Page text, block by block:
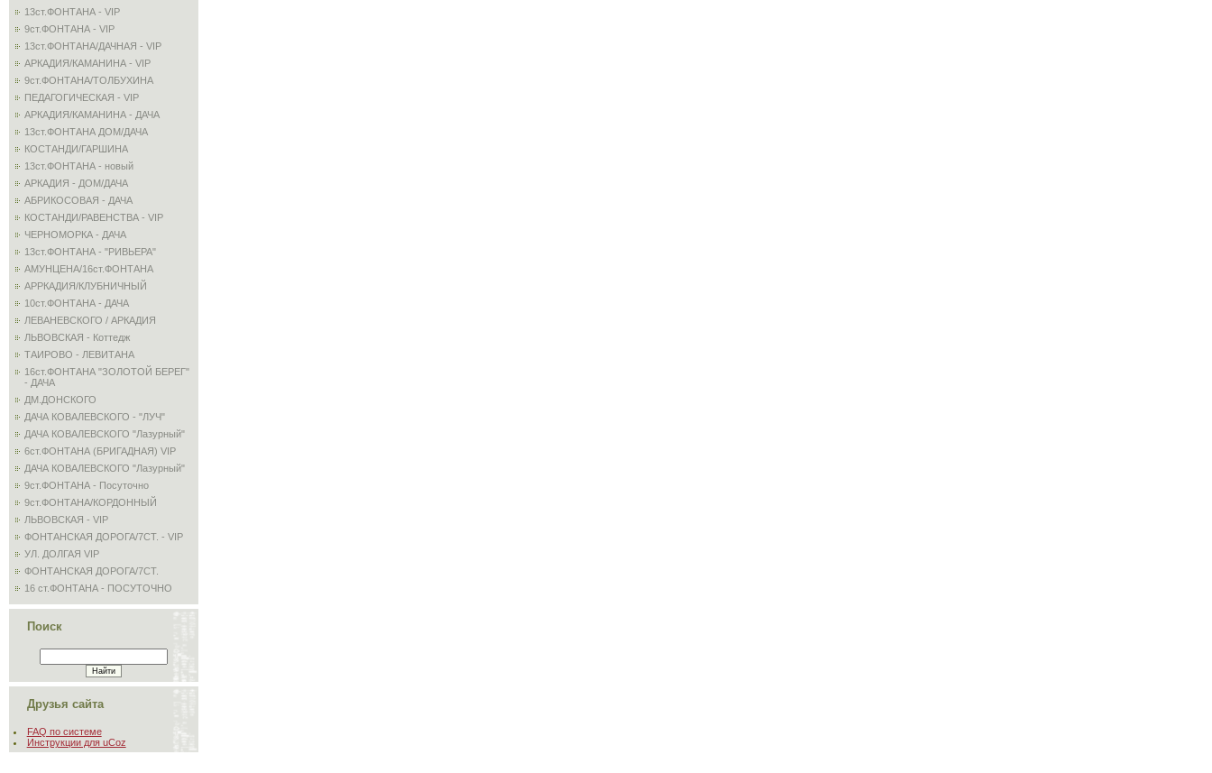
13ст.ФОНТАНА - VIP
9ст.ФОНТАНА - VIP
13ст.ФОНТАНА/ДАЧНАЯ - VIP
АРКАДИЯ/КАМАНИНА - VIP
9ст.ФОНТАНА/ТОЛБУХИНА
ПЕДАГОГИЧЕСКАЯ - VIP
АРКАДИЯ/КАМАНИНА - ДАЧА
13ст.ФОНТАНА ДОМ/ДАЧА
КОСТАНДИ/ГАРШИНА
13ст.ФОНТАНА - новый
АРКАДИЯ - ДОМ/ДАЧА
АБРИКОСОВАЯ - ДАЧА
КОСТАНДИ/РАВЕНСТВА - VIP
ЧЕРНОМОРКА - ДАЧА
13ст.ФОНТАНА - "РИВЬЕРА"
АМУНЦЕНА/16ст.ФОНТАНА
АРРКАДИЯ/КЛУБНИЧНЫЙ
10ст.ФОНТАНА - ДАЧА
ЛЕВАНЕВСКОГО / АРКАДИЯ
ЛЬВОВСКАЯ - Коттедж
ТАИРОВО - ЛЕВИТАНА
16ст.ФОНТАНА "ЗОЛОТОЙ БЕРЕГ"
- ДАЧА
ДМ.ДОНСКОГО
ДАЧА КОВАЛЕВСКОГО - "ЛУЧ"
ДАЧА КОВАЛЕВСКОГО "Лазурный"
6ст.ФОНТАНА (БРИГАДНАЯ) VIP
ДАЧА КОВАЛЕВСКОГО "Лазурный"
9ст.ФОНТАНА - Посуточно
9ст.ФОНТАНА/КОРДОННЫЙ
ЛЬВОВСКАЯ - VIP
ФОНТАНСКАЯ ДОРОГА/7СТ. - VIP
УЛ. ДОЛГАЯ VIP
ФОНТАНСКАЯ ДОРОГА/7СТ.
16 ст.ФОНТАНА - ПОСУТОЧНО
Поиск
Друзья сайта
FAQ по системе
Инструкции для uCoz